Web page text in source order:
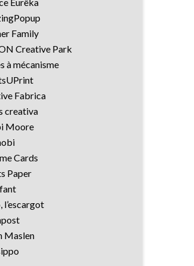
Family
Creative Park
à mécanisme
Fabrica
creativa
Moore
Cards
Paper
l’escargot
Maslen